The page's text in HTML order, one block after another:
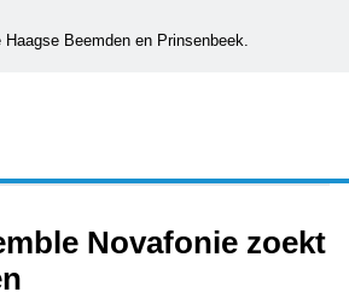
Haagse Beemden en Prinsenbeek.
Novafonie zoekt